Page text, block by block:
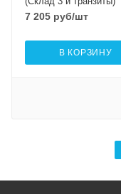
7 205 руб/шт
В КОРЗИНУ